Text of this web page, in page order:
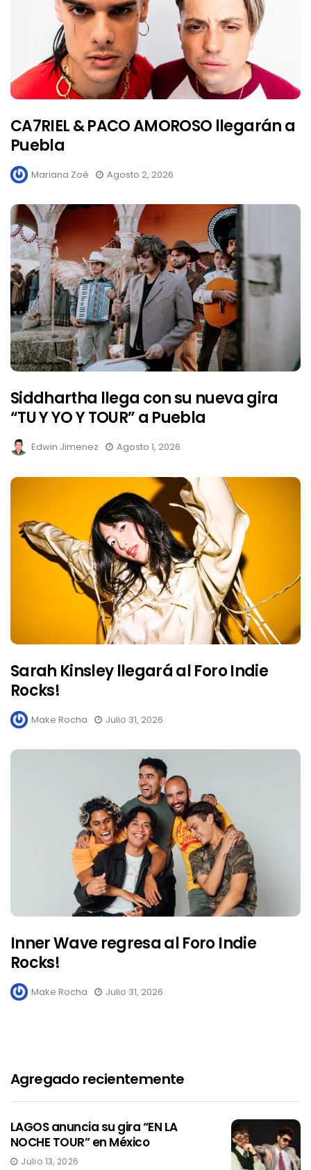
CA7RIEL & PACO AMOROSO llegarán a
Puebla
Mariana Zoé Agosto 2, 2026
Siddhartha llega con su nueva gira
“TU Y YO Y TOUR” a Puebla
Edwin Jimenez Agosto 1, 2026
Sarah Kinsley llegará al Foro Indie
Rocks!
Make Rocha Julio 31, 2026
Inner Wave regresa al Foro Indie
Rocks!
Make Rocha Julio 31, 2026
Agregado recientemente
LAGOS anuncia su gira “EN LA
NOCHE TOUR” en México
Julio 13, 2026